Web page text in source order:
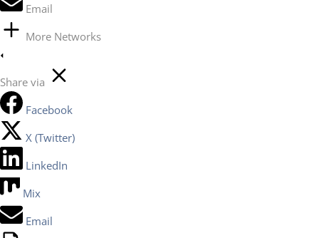
Email
More Networks
Share via
Facebook
X (Twitter)
LinkedIn
Mix
Email